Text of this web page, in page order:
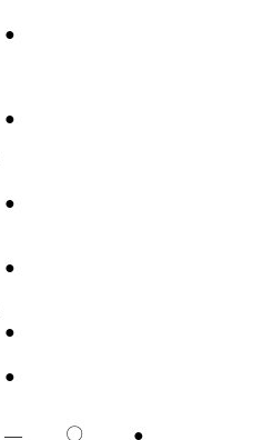
●
●
●
●
●
●
— 〇
●